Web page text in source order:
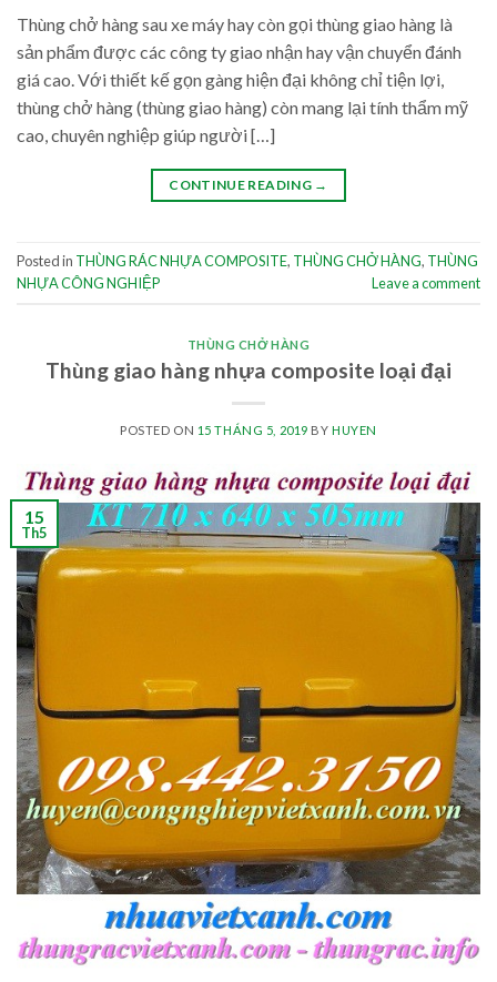
Thùng chở hàng sau xe máy hay còn gọi thùng giao hàng là
sản phẩm được các công ty giao nhận hay vận chuyển đánh
giá cao. Với thiết kế gọn gàng hiện đại không chỉ tiện lợi,
thùng chở hàng (thùng giao hàng) còn mang lại tính thẩm mỹ
cao, chuyên nghiệp giúp người […]
CONTINUE READING →
Posted in THÙNG RÁC NHỰA COMPOSITE, THÙNG CHỞ HÀNG, THÙNG
NHỰA CÔNG NGHIỆP
Leave a comment
THÙNG CHỞ HÀNG
Thùng giao hàng nhựa composite loại đại
POSTED ON 15 THÁNG 5, 2019 BY HUYEN
15
Th5